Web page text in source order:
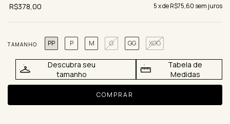
R$378,00 5x deR$75,60 sem juros
TAMANHO PP P M G GG XGG
Descubra seu
tamanho
Tabela de
Medidas